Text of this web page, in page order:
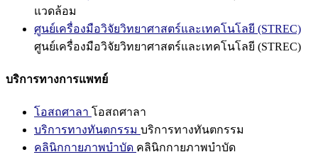
แวดล้อม
ศูนย์เครื่องมือวิจัยวิทยาศาสตร์และเทคโนโลยี (STREC)
ศูนย์เครื่องมือวิจัยวิทยาศาสตร์และเทคโนโลยี (STREC)
บริการทางการแพทย์
โอสถศาลา โอสถศาลา
บริการทางทันตกรรม บริการทางทันตกรรม
คลินิกกายภาพบำบัด คลินิกกายภาพบำบัด